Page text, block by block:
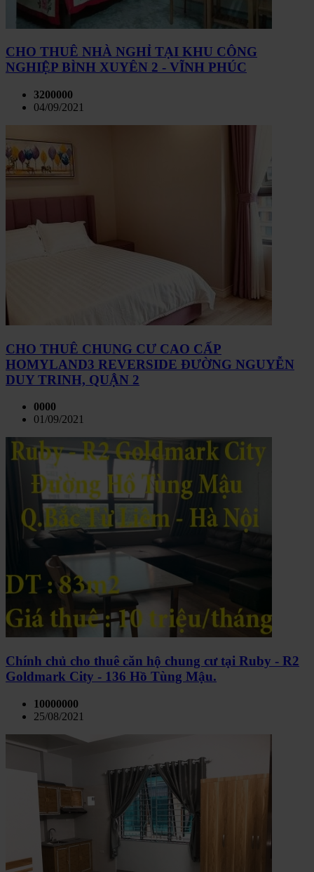
CHO THUÊ NHÀ NGHỈ TẠI KHU CÔNG
NGHIỆP BÌNH XUYÊN 2 - VĨNH PHÚC
3200000
04/09/2021
CHO THUÊ CHUNG CƯ CAO CẤP
HOMYLAND3 REVERSIDE ĐƯỜNG NGUYỄN
DUY TRINH, QUẬN 2
0000
01/09/2021
Chính chủ cho thuê căn hộ chung cư tại Ruby - R2
Goldmark City - 136 Hồ Tùng Mậu.
10000000
25/08/2021